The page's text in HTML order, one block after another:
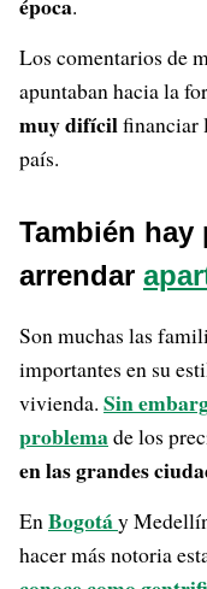
.
Los comentarios de
apuntaban hacia la
muy difícilfinanciar
país.
También hay
arrendar
Son muchas las
importantes en su
vivienda. Sin
problemade los
en las grandes
EnBogotáy
hacer más notoria